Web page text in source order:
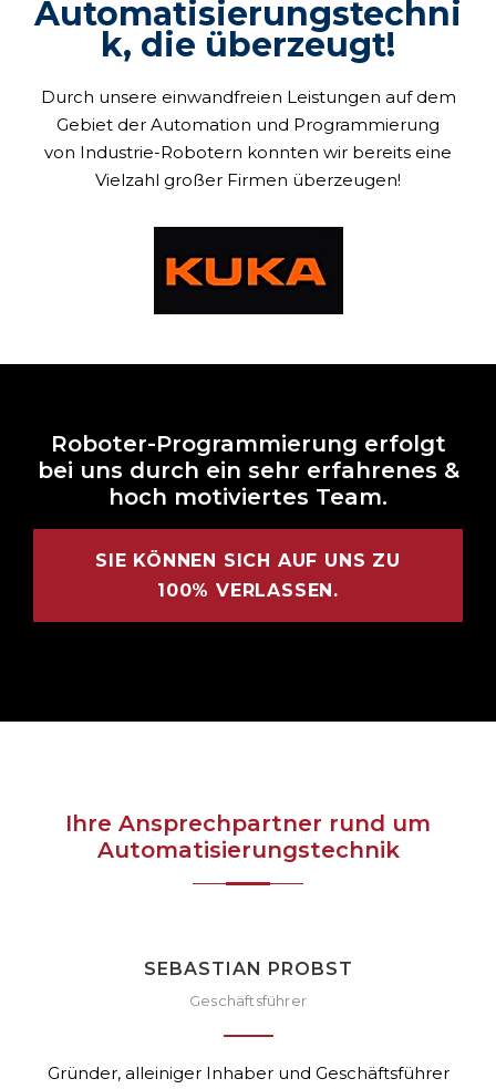
Automatisierungstechni
k, die überzeugt!
Durch unsere einwandfreien Leistungen auf dem
Gebiet der Automation und Programmierung
von Industrie-Robotern konnten wir bereits eine
Vielzahl großer Firmen überzeugen!
Roboter-Programmierung erfolgt
bei uns durch ein sehr erfahrenes &
hoch motiviertes Team.
SIE KÖNNEN SICH AUF UNS ZU
100% VERLASSEN.
Ihre Ansprechpartner rund um
Automatisierungstechnik
SEBASTIAN PROBST
Geschäftsführer
Gründer, alleiniger Inhaber und Geschäftsführer